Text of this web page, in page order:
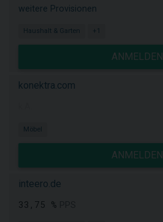
weitere Provisionen
Haushalt & Garten +1
ANMELDEN
konektra.com
Möbel
ANMELDEN
inteero.de
33,75 %